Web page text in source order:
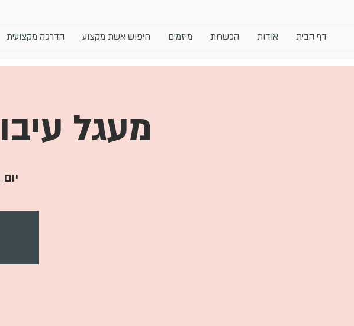
דף הבית אודות הכשרות מיזמים חיפוש אשת מקצוע הדרכה מקצועית
מעגל
יום